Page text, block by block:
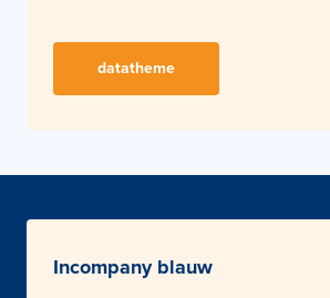
datatheme
Incompany blauw